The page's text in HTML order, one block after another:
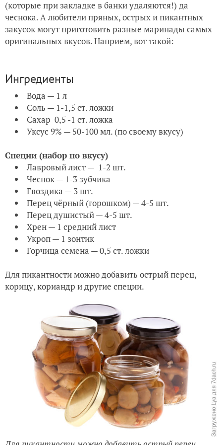
(которые при закладке в банки удаляются!) да
чеснока. А любители пряных, острых и пикантных
закусок могут приготовить разные маринады самых
оригинальных вкусов. Наприем, вот такой:
Ингредиенты
Вода — 1 л
Соль — 1-1,5 ст. ложки
Сахар 0,5 -1 ст. ложка
Уксус 9% — 50-100 мл. (по своему вкусу)
Специи (набор по вкусу)
Лавровый лист — 1-2 шт.
Чеснок — 1-3 зубчика
Гвоздика — 3 шт.
Перец чёрный (горошком) — 4-5 шт.
Перец душистый — 4-5 шт.
Хрен — 1 средний лист
Укроп — 1 зонтик
Горчица семена — 0,5 ст. ложки
Для пикантности можно добавить острый перец,
корицу, кориандр и другие специи.